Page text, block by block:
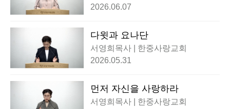
2026.06.07
다윗과 요나단
서영희목사 | 한중사랑교회
2026.05.31
먼저 자신을 사랑하라
서영희목사 | 한중사랑교회